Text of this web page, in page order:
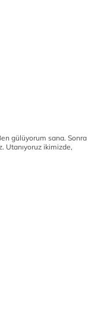
gülüyorum sana. Sonra
Utanıyoruz ikimizde,